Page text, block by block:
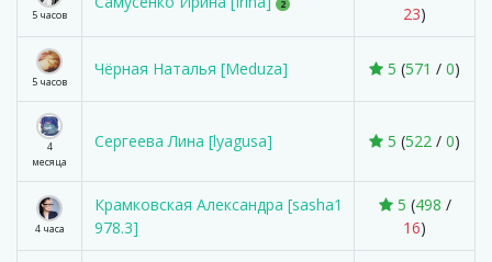
5 часов
2
23)
5 часов
Чёрная Наталья [Meduza] 5 (571 / 0)
4
месяца
Сергеева Лина [lyagusa] 5 (522 / 0)
4 часа
Крамковская Александра [sasha1
978.3]
5 (498 /
16)